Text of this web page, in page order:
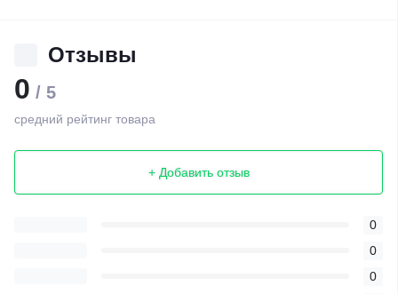
Отзывы
0 / 5
средний рейтинг товара
+ Добавить отзыв
0
0
0